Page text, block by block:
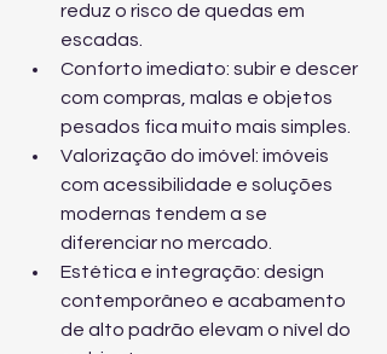
reduz o risco de quedas em
escadas.
Conforto imediato: subir e descer
com compras, malas e objetos
pesados fica muito mais simples.
Valorização do imóvel: imóveis
com acessibilidade e soluções
modernas tendem a se
diferenciar no mercado.
Estética e integração: design
contemporâneo e acabamento
de alto padrão elevam o nível do